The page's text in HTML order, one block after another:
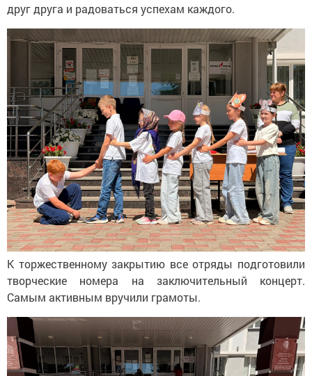
друг друга и радоваться успехам каждого.
К торжественному закрытию все отряды подготовили
творческие номера на
заключительный концерт.
Самым активным вручили грамоты.